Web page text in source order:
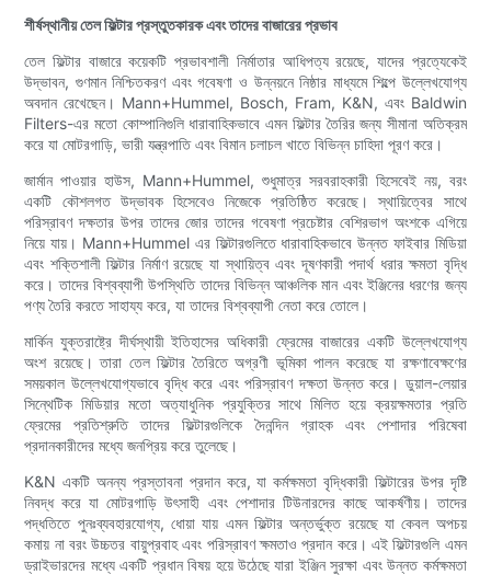
শীর্ষস্থানীয় তেল ফিল্টার প্রস্তুতকারক এবং তাদের বাজারের প্রভাব
তেল ফিল্টার বাজারে কয়েকটি প্রভাবশালী নির্মাতার আধিপত্য রয়েছে, যাদের প্রত্যেকেই
উদ্ভাবন, গুণমান নিশ্চিতকরণ এবং গবেষণা ও উন্নয়নে নিষ্ঠার মাধ্যমে শিল্পে উল্লেখযোগ্য
অবদান রেখেছেন। Mann+Hummel, Bosch, Fram, K&N, এবং Baldwin
Filters-এর মতো কোম্পানিগুলি ধারাবাহিকভাবে এমন ফিল্টার তৈরির জন্য সীমানা অতিক্রম
করে যা মোটরগাড়ি, ভারী যন্ত্রপাতি এবং বিমান চলাচল খাতে বিভিন্ন চাহিদা পূরণ করে।
জার্মান পাওয়ার হাউস, Mann+Hummel, শুধুমাত্র সরবরাহকারী হিসেবেই নয়, বরং
একটি কৌশলগত উদ্ভাবক হিসেবেও নিজেকে প্রতিষ্ঠিত করেছে। স্থায়িত্বের সাথে
পরিস্রাবণ দক্ষতার উপর তাদের জোর তাদের গবেষণা প্রচেষ্টার বেশিরভাগ অংশকে এগিয়ে
নিয়ে যায়। Mann+Hummel এর ফিল্টারগুলিতে ধারাবাহিকভাবে উন্নত ফাইবার মিডিয়া
এবং শক্তিশালী ফিল্টার নির্মাণ রয়েছে যা স্থায়িত্ব এবং দূষণকারী পদার্থ ধরার ক্ষমতা বৃদ্ধি
করে। তাদের বিশ্বব্যাপী উপস্থিতি তাদের বিভিন্ন আঞ্চলিক মান এবং ইঞ্জিনের ধরণের জন্য
পণ্য তৈরি করতে সাহায্য করে, যা তাদের বিশ্বব্যাপী নেতা করে তোলে।
মার্কিন যুক্তরাষ্ট্রে দীর্ঘস্থায়ী ইতিহাসের অধিকারী ফ্রেমের বাজারের একটি উল্লেখযোগ্য
অংশ রয়েছে। তারা তেল ফিল্টার তৈরিতে অগ্রণী ভূমিকা পালন করেছে যা রক্ষণাবেক্ষণের
সময়কাল উল্লেখযোগ্যভাবে বৃদ্ধি করে এবং পরিস্রাবণ দক্ষতা উন্নত করে। ডুয়াল-লেয়ার
সিন্থেটিক মিডিয়ার মতো অত্যাধুনিক প্রযুক্তির সাথে মিলিত হয়ে ক্রয়ক্ষমতার প্রতি
ফ্রেমের প্রতিশ্রুতি তাদের ফিল্টারগুলিকে দৈনন্দিন গ্রাহক এবং পেশাদার পরিষেবা
প্রদানকারীদের মধ্যে জনপ্রিয় করে তুলেছে।
K&N একটি অনন্য প্রস্তাবনা প্রদান করে, যা কর্মক্ষমতা বৃদ্ধিকারী ফিল্টারের উপর দৃষ্টি
নিবদ্ধ করে যা মোটরগাড়ি উৎসাহী এবং পেশাদার টিউনারদের কাছে আকর্ষণীয়। তাদের
পদ্ধতিতে পুনঃব্যবহারযোগ্য, ধোয়া যায় এমন ফিল্টার অন্তর্ভুক্ত রয়েছে যা কেবল অপচয়
কমায় না বরং উচ্চতর বায়ুপ্রবাহ এবং পরিস্রাবণ ক্ষমতাও প্রদান করে। এই ফিল্টারগুলি এমন
ড্রাইভারদের মধ্যে একটি প্রধান বিষয় হয়ে উঠেছে যারা ইঞ্জিন সুরক্ষা এবং উন্নত কর্মক্ষমতা